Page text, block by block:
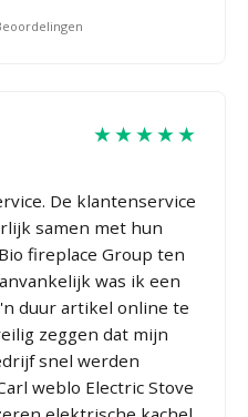
★★★★★
De klantenservice
samen met hun
fireplace Group ten
was ik een
duur artikel online te
zeggen dat mijn
snel werden
weblo Electric Stove